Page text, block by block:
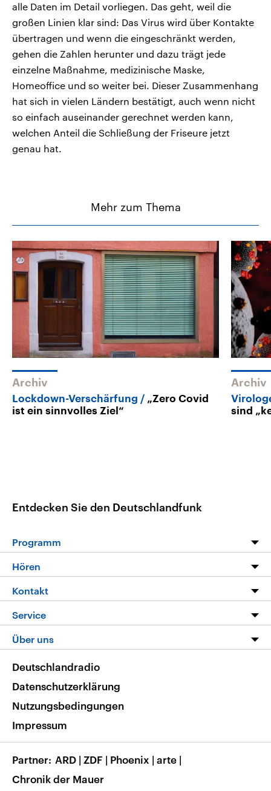
alle Daten im Detail vorliegen. Das geht, weil die
großen Linien klar sind: Das Virus wird über Kontakte
übertragen und wenn die eingeschränkt werden,
gehen die Zahlen herunter und dazu trägt jede
einzelne Maßnahme, medizinische Maske,
Homeoffice und so weiter bei. Dieser Zusammenhang
hat sich in vielen Ländern bestätigt, auch wenn nicht
so einfach auseinander gerechnet werden kann,
welchen Anteil die Schließung der Friseure jetzt
genau hat.
Mehr zum Thema
Archiv
Lockdown-Verschärfung
„Zero Covid
ist ein sinnvolles Ziel“
Archiv
sind
Entdecken Sie den Deutschlandfunk
Programm
Programm
Die Nachrichten
Nachrichtenleicht
Neue Beiträge auf dlf.de
Hören
Livestream
Podcasts
Deutschlandfunk App
Nachrichten App
Frequenzen
Kontakt
Hörerservice
Service
FAQ
Veranstaltungen
Musikliste
RSS
Über uns
Barrierefreiheit
Deutschlandradio
Datenschutzerklärung
Nutzungsbedingungen
Impressum
Partner ARD | ZDF | Phoenix | arte |
Chronik der Mauer